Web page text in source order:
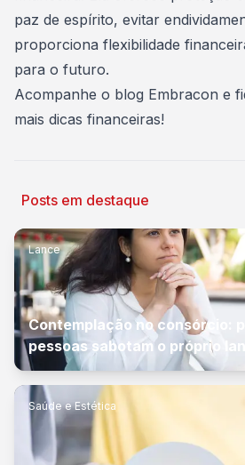
paz de espírito, evitar
proporciona flexibilidade
para o futuro.
Acompanhe o blog Embracon e
mais dicas financeiras!
Posts em destaque
Lance
Contemplação no consórcio:
pessoas sabotam o próprio
Saúde e Estética